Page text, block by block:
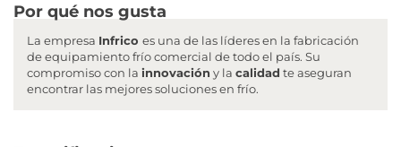
Por qué nos gusta
La empresa Infrico es una de las líderes en la fabricación
de equipamiento frío comercial de todo el país. Su
compromiso con la innovación y la calidad te aseguran
encontrar las mejores soluciones en frío.